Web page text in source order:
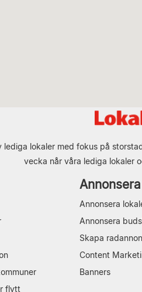
lokaler med fokus på
vecka når våra lediga lokaler
flytt
Annonsera
Annonsera
Annonsera
Skapa
Content
Banners